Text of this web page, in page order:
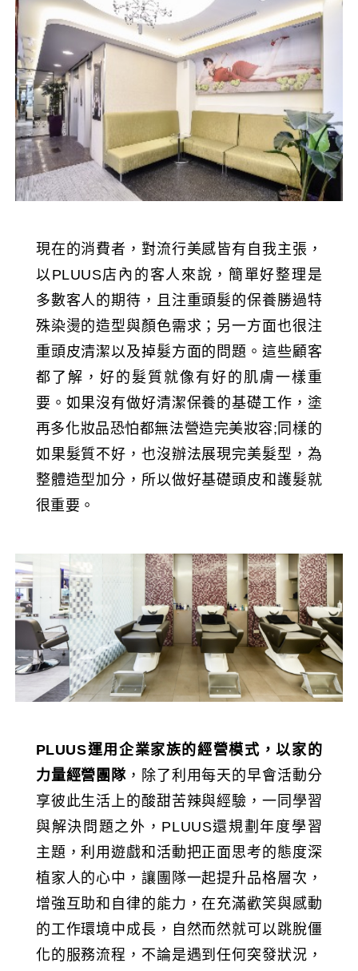
現在的消費者，對流行美感皆有自我主張，
以PLUUS店內的客人來說，簡單好整理是
多數客人的期待，且注重頭髮的保養勝過特
殊染燙的造型與顏色需求；另一方面也很注
重頭皮清潔以及掉髮方面的問題。這些顧客
都了解，好的髮質就像有好的肌膚一樣重
要。如果沒有做好清潔保養的基礎工作，塗
再多化妝品恐怕都無法營造完美妝容;同樣的
如果髮質不好，也沒辦法展現完美髮型，為
整體造型加分，所以做好基礎頭皮和護髮就
很重要。
PLUUS運用企業家族的經營模式，以家的
力量經營團隊 ，除了利用每天的早會活動分
享彼此生活上的酸甜苦辣與經驗，一同學習
與解決問題之外，PLUUS還規劃年度學習
主題，利用遊戲和活動把正面思考的態度深
植家人的心中，讓團隊一起提升品格層次，
增強互助和自律的能力，在充滿歡笑與感動
的工作環境中成長，自然而然就可以跳脫僵
化的服務流程，不論是遇到任何突發狀況，